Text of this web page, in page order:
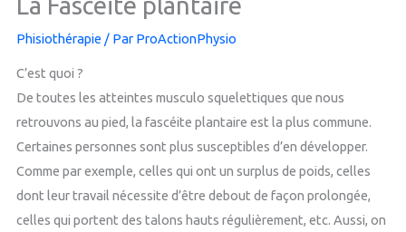
Phisiothérapie / Par ProActionPhysio
C’est quoi ?
De toutes les atteintes musculo squelettiques que nous
retrouvons au pied, la fascéite plantaire est la plus commune.
Certaines personnes sont plus susceptibles d’en développer.
Comme par exemple, celles qui ont un surplus de poids, celles
dont leur travail nécessite d’être debout de façon prolongée,
celles qui portent des talons hauts régulièrement, etc. Aussi, on